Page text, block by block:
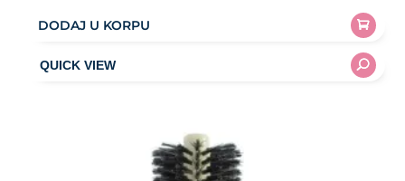
DODAJ U KORPU